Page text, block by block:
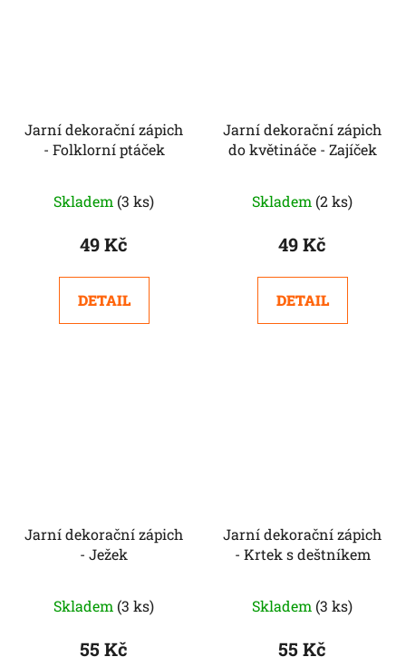
Jarní dekorační zápich
- Folklorní ptáček
Skladem (3 ks)
49 Kč
DETAIL
Jarní dekorační zápich
do květináče - Zajíček
Skladem (2 ks)
49 Kč
DETAIL
Jarní dekorační zápich
- Ježek
Skladem (3 ks)
55 Kč
Jarní dekorační zápich
- Krtek s deštníkem
Skladem (3 ks)
55 Kč